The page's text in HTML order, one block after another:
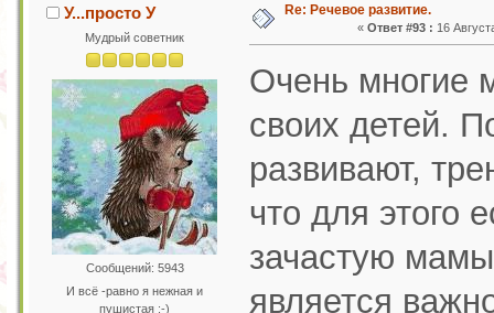
У...просто У
Мудрый советник
Сообщений: 5943
И всё -равно я нежная и
пушистая :-)
Re: Речевое развитие.
« Ответ #93 : 16
Очень многие
своих детей.
развивают,
что для этого
зачастую
является